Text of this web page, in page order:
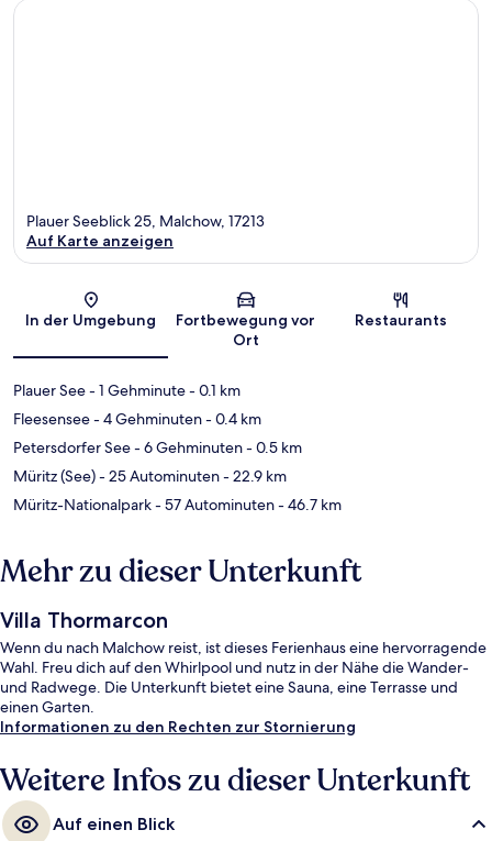
Karte
Plauer Seeblick 25, Malchow, 17213
Auf Karte anzeigen
In der Umgebung
Fortbewegung vor
Ort
Restaurants
Plauer See- 1 Gehminute- 0.1 km
Fleesensee- 4 Gehminuten- 0.4 km
Petersdorfer See- 6 Gehminuten- 0.5 km
Müritz (See)- 25 Autominuten- 22.9 km
Müritz-Nationalpark- 57 Autominuten- 46.7 km
Mehr zu dieser Unterkunft
Villa Thormarcon
Wenn du nach Malchow reist, ist dieses Ferienhaus eine hervorragende
Wahl. Freu dich auf den Whirlpool und nutz in der Nähe die Wander-
und Radwege. Die Unterkunft bietet eine Sauna, eine Terrasse und
einen Garten.
Informationen zu den Rechten zur Stornierung
Weitere Infos zu dieser Unterkunft
Auf einen Blick